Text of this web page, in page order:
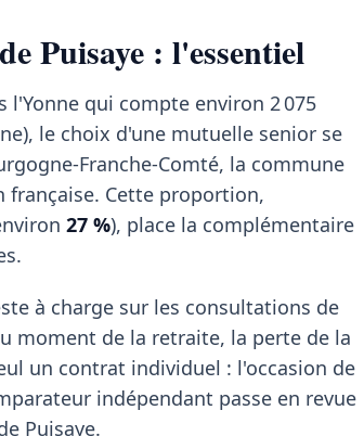
Puisaye : l'essentiel
l'Yonne qui compte environ 2 075
le choix d'une mutuelle senior se
Franche-Comté, la commune
française. Cette proportion,
27 %), place la complémentaire
à charge sur les consultations de
moment de la retraite, la perte de la
un contrat individuel : l'occasion de
indépendant passe en revue
Puisaye.